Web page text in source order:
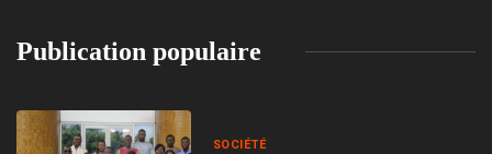
Publication populaire
SOCIÉTÉ